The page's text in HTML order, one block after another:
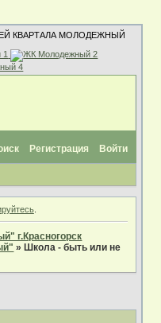
КВАРТАЛА МОЛОДЕЖНЫЙ
Регистрация Войти
.
г.Красногорск
» Школа - быть или не